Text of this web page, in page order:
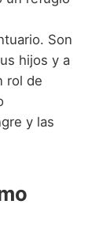
Son
hijos y a
rol de
y las